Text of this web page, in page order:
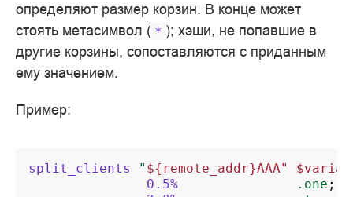
определяют размер корзин. В конце может
стоять метасимвол ( * ); хэши, не попавшие в
другие корзины, сопоставляются с приданным
ему значением.
Пример:
split_clients " ${remote_addr}AAA"
0.5%
.one ;